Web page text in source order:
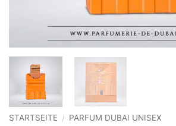
STARTSEITE / PARFUM DUBAI UNISEX